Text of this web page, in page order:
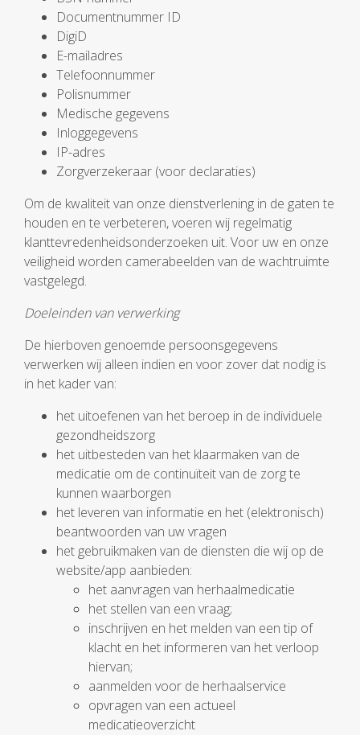
Documentnummer ID
DigiD
E-mailadres
Telefoonnummer
Polisnummer
Medische gegevens
Inloggegevens
IP-adres
Zorgverzekeraar (voor declaraties)
Om de kwaliteit van onze dienstverlening in de gaten te
houden en te verbeteren, voeren wij regelmatig
klanttevredenheidsonderzoeken uit. Voor uw en onze
veiligheid worden camerabeelden van de wachtruimte
vastgelegd.
Doeleinden van verwerking
De hierboven genoemde persoonsgegevens
verwerken wij alleen indien en voor zover dat nodig is
in het kader van:
het uitoefenen van het beroep in de individuele
gezondheidszorg
het uitbesteden van het klaarmaken van de
medicatie om de continuïteit van de zorg te
kunnen waarborgen
het leveren van informatie en het (elektronisch)
beantwoorden van uw vragen
het gebruikmaken van de diensten die wij op de
website/app aanbieden:
het aanvragen van herhaalmedicatie
het stellen van een vraag;
inschrijven en het melden van een tip of
klacht en het informeren van het verloop
hiervan;
aanmelden voor de herhaalservice
opvragen van een actueel
medicatieoverzicht